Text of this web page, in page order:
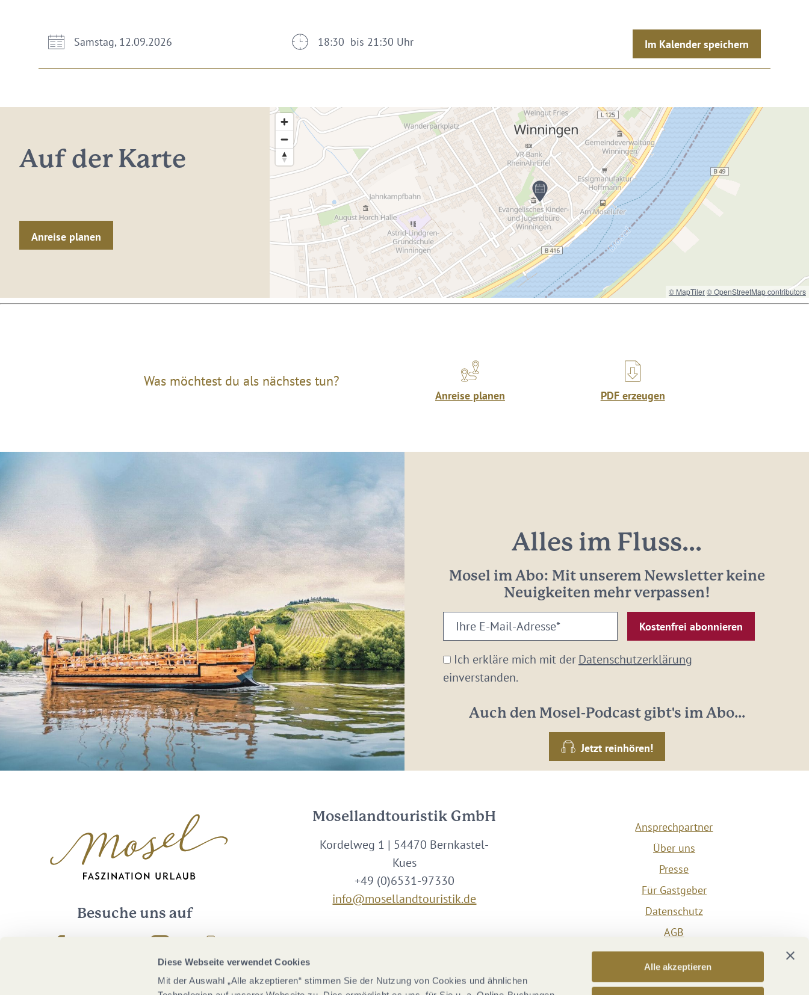
Diese Webseite verwendet Cookies
Mit der Auswahl „Alle akzeptieren“ stimmen Sie der Nutzung von Cookies und ähnlichen
Alle akzeptieren
Samstag, 12.09.2026 18:30 bis 21:30 Uhr Im Kalender speichern
Auf der Karte
Anreise planen
© MapTiler© OpenStreetMap contributors
Was möchtest du als nächstes tun?
Anreise planen PDF erzeugen
Alles im Fluss...
Mosel im Abo: Mit unserem Newsletter keine
Neuigkeiten mehr verpassen!
Ihre
E-
Mail-
Adresse:
Ich erkläre mich mit derDatenschutzerklärung
einverstanden.
Auch den Mosel-Podcast gibt's im Abo...
Jetzt reinhören!
Besuche uns auf
Mosellandtouristik GmbH
Kordelweg 1 | 54470 Bernkastel-
Kues
+49 (0)6531-97330
info@mosellandtouristik.de
Ansprechpartner
Über uns
Presse
Für Gastgeber
Datenschutz
AGB
Impressum
Barrierefreiheit